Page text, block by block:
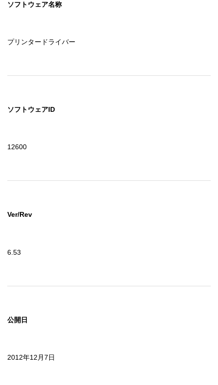
ソフトウェア名称
プリンタードライバー
ソフトウェアID
12600
Ver/Rev
6.53
公開日
2012年12月7日